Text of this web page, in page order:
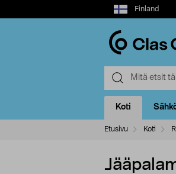
Select
market
Finland
Koti
Etusivu Koti